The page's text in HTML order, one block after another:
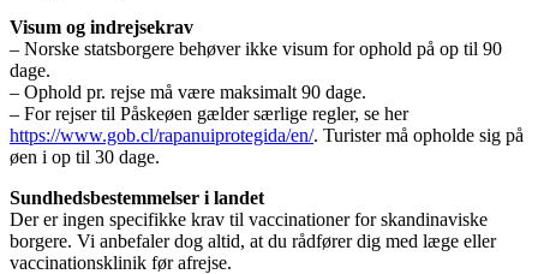
Visum og indrejsekrav
– Norske statsborgere behøver ikke visum for ophold på op til 90
dage.
– Ophold pr. rejse må være maksimalt 90 dage.
– For rejser til Påskeøen gælder særlige regler, se her
https://www.gob.cl/rapanuiprotegida/en/. Turister må opholde sig på
øen i op til 30 dage.
Sundhedsbestemmelser i landet
Der er ingen specifikke krav til vaccinationer for skandinaviske
borgere. Vi anbefaler dog altid, at du rådfører dig med læge eller
vaccinationsklinik før afrejse.